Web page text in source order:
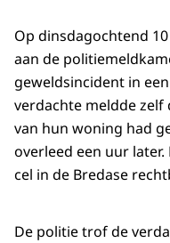
Op dinsdagochtend
aan de
geweldsincident in
verdachte meldde
van hun woning had
overleed een uur
cel in de Bredase
De politie trof de